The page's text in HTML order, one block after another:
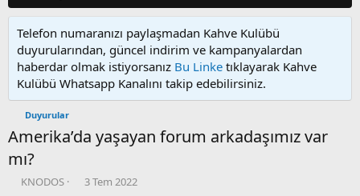
Telefon numaranızı paylaşmadan Kahve Kulübü
duyurularından, güncel indirim ve kampanyalardan
haberdar olmak istiyorsanız Bu Linke tıklayarak Kahve
Kulübü Whatsapp Kanalını takip edebilirsiniz.
Duyurular
Amerika’da yaşayan forum arkadaşımız var
mı?
K
KNODOS
B
3 Tem 2022